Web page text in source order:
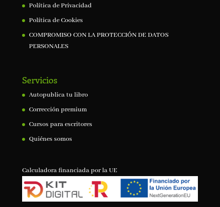
Política de Privacidad
Política de Cookies
COMPROMISO CON LA PROTECCIÓN DE DATOS
PERSONALES
Servicios
Autopublica tu libro
Corrección premium
Cursos para escritores
Quiénes somos
Calculadora financiada por la UE